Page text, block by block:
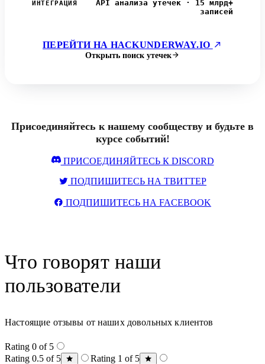
ИНТЕГРАЦИЯ
API анализа утечек · 15 млрд+
записей
ПЕРЕЙТИ НА HACKUNDERWAY.IO
Открыть поиск утечек
Присоединяйтесь к нашему сообществу и будьте в
курсе событий!
ПРИСОЕДИНЯЙТЕСЬ К DISCORD
ПОДПИШИТЕСЬ НА ТВИТТЕР
ПОДПИШИТЕСЬ НА FACEBOOK
Что говорят наши
пользователи
Настоящие отзывы от наших довольных клиентов
Rating 0 of 5
Rating 0.5 of 5
Rating 1 of 5